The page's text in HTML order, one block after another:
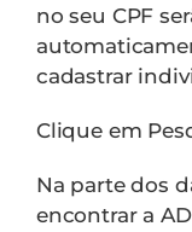
no seu CPF
cadastrar
Clique em
Na parte dos
encontrar a